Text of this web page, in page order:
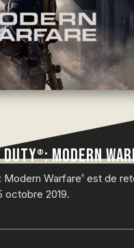
DUTY®: MODERN
Warfare® est de
octobre 2019.